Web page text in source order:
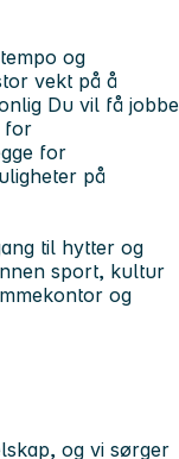
og
vekt på å
Du vil få jobbe
for
for
på
til hytter og
sport, kultur
og
og vi sørger